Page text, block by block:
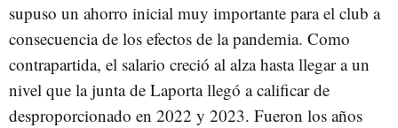
supuso un ahorro inicial muy importante para el club a
consecuencia de los efectos de la pandemia. Como
contrapartida, el salario creció al alza hasta llegar a un
nivel que la junta de Laporta llegó a calificar de
desproporcionado en 2022 y 2023. Fueron los años